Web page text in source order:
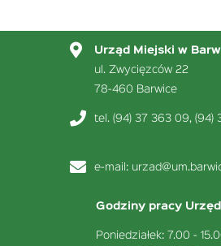
Urząd Miejski w
ul. Zwycięzców 22
78-460 Barwice
tel. (94) 37 363 09, (94)
e-mail:
Godziny pracy
Poniedziałek: 7.00 -